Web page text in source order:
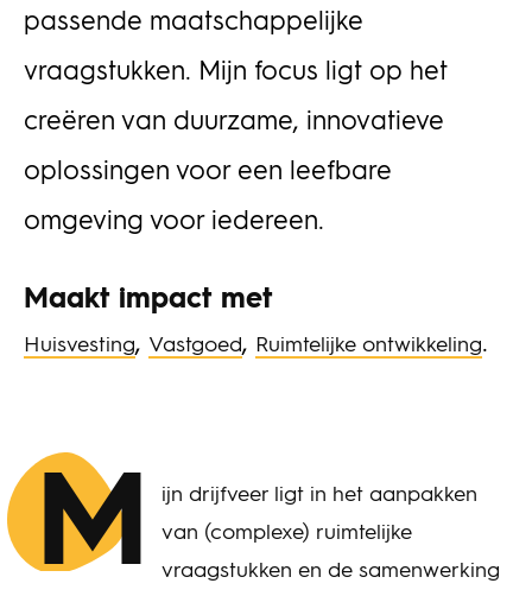
passende maatschappelijke
vraagstukken. Mijn focus ligt op het
creëren van duurzame, innovatieve
oplossingen voor een leefbare
omgeving voor iedereen.
Maakt impact met
Huisvesting, Vastgoed, Ruimtelijke ontwikkeling.
M
ijn drijfveer ligt in het aanpakken
van (complexe) ruimtelijke
vraagstukken en de samenwerking